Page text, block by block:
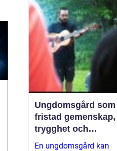
forskningsinvesteringar.
Roller tillsätts inte bara
för att fylla en
organisation, utan för att
säk...
Ungdomsgård som
fristad gemenskap,
trygghet och
växande
En ungdomsgård kan